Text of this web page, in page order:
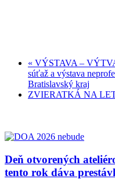
« VÝSTAVA –
súťaž a výstava
Bratislavský kraj
ZVIERATKÁ NA
Deň otvorených
tento rok dáva